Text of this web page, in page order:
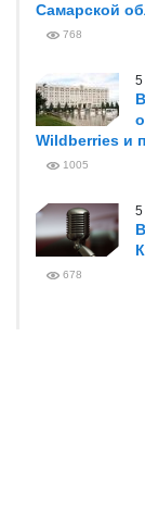
Самарской
768
5
Wildberries и
1005
5
678